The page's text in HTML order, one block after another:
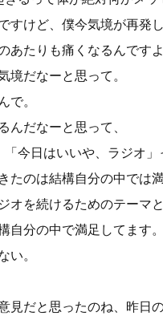
すけど、僕今気境が再発
あたりも痛くなるんですよ
境だなーと思って。
で。
んだなーと思って、
今日はいいや、ラジオ」
たのは結構自分の中では
オを続けるためのテーマ
自分の中で満足してます。
い。
だと思ったのね、昨日の